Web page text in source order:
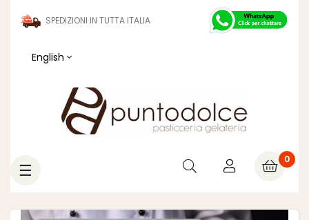
SPEDIZIONI IN TUTTA ITALIA
English
0
Toggle
☰